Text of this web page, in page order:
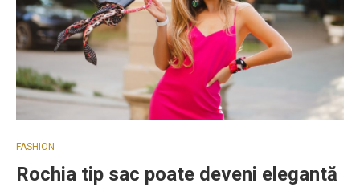
FASHION
Rochia tip sac poate deveni elegantă